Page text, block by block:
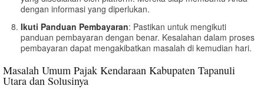
dengan informasi yang diperlukan.
Ikuti Panduan Pembayaran: Pastikan untuk mengikuti
panduan pembayaran dengan benar. Kesalahan dalam proses
pembayaran dapat mengakibatkan masalah di kemudian hari.
Masalah Umum Pajak Kendaraan Kabupaten Tapanuli
Utara dan Solusinya